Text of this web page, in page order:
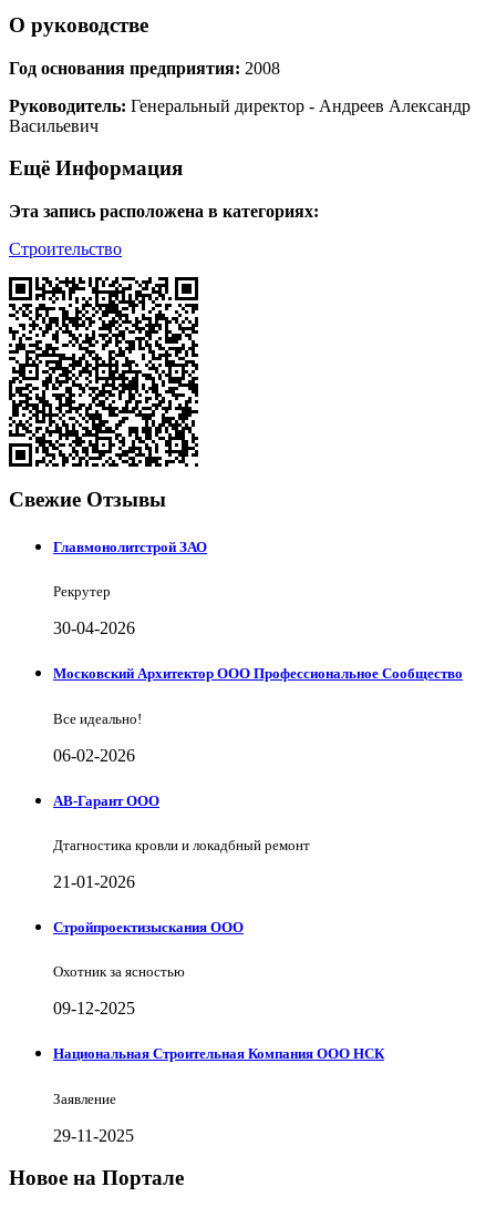
О руководстве
Год основания предприятия: 2008
Руководитель: Генеральный директор - Андреев Александр
Васильевич
Ещё Информация
Эта запись расположена в категориях:
Строительство
Свежие Отзывы
Главмонолитстрой ЗАО
Рекрутер
30-04-2026
Московский Архитектор ООО Профессиональное Сообщество
Все идеально!
06-02-2026
АВ-Гарант ООО
Дтагностика кровли и локадбный ремонт
21-01-2026
Стройпроектизыскания ООО
Охотник за ясностью
09-12-2025
Национальная Строительная Компания ООО НСК
Заявление
29-11-2025
Новое на Портале